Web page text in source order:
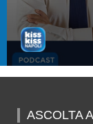
minutes,
ASCOLTA